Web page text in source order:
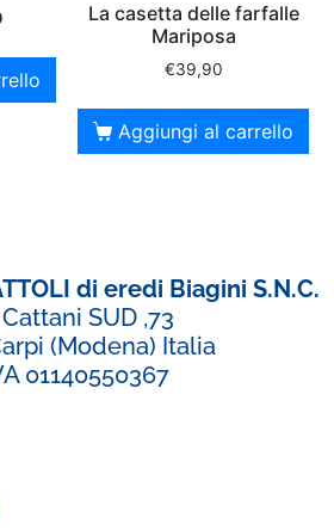
La casetta delle farfalle
Mariposa
€39,90
Aggiungi al carrello
di eredi Biagini S.N.C.
SUD ,73
(Modena) Italia
01140550367